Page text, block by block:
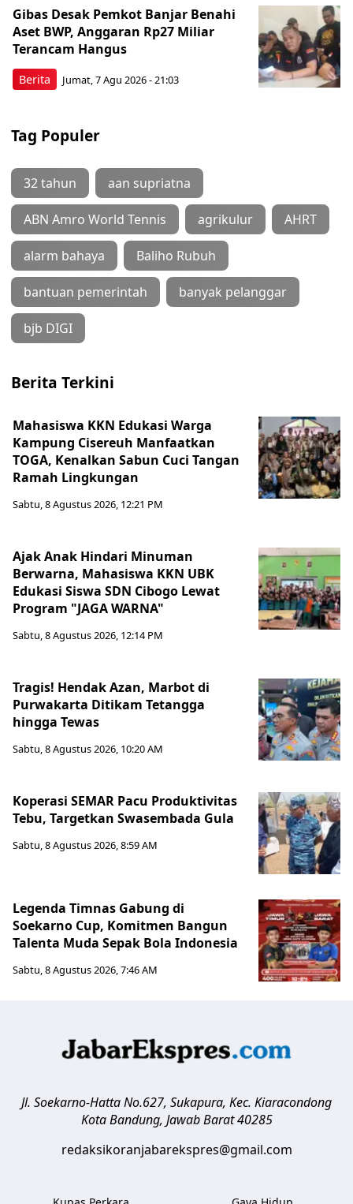
Berita
Gibas Desak Pemkot Banjar Benahi
Aset BWP, Anggaran Rp27 Miliar
Terancam Hangus
Jumat, 7 Agu 2026 - 21:03
Tag Populer
32 tahun aan supriatna
ABN Amro World Tennis agrikulur AHRT
alarm bahaya Baliho Rubuh
bantuan pemerintah banyak pelanggar
bjb DIGI
Berita Terkini
Mahasiswa KKN Edukasi Warga
Kampung Cisereuh Manfaatkan
TOGA, Kenalkan Sabun Cuci Tangan
Ramah Lingkungan
Sabtu, 8 Agustus 2026, 12:21 PM
Ajak Anak Hindari Minuman
Berwarna, Mahasiswa KKN UBK
Edukasi Siswa SDN Cibogo Lewat
Program "JAGA WARNA"
Sabtu, 8 Agustus 2026, 12:14 PM
Tragis! Hendak Azan, Marbot di
Purwakarta Ditikam Tetangga
hingga Tewas
Sabtu, 8 Agustus 2026, 10:20 AM
Koperasi SEMAR Pacu Produktivitas
Tebu, Targetkan Swasembada Gula
Sabtu, 8 Agustus 2026, 8:59 AM
Legenda Timnas Gabung di
Soekarno Cup, Komitmen Bangun
Talenta Muda Sepak Bola Indonesia
Sabtu, 8 Agustus 2026, 7:46 AM
Jl. Soekarno-Hatta No.627, Sukapura, Kec. Kiaracondong
Kota Bandung, Jawab Barat 40285
redaksikoranjabarekspres@gmail.com